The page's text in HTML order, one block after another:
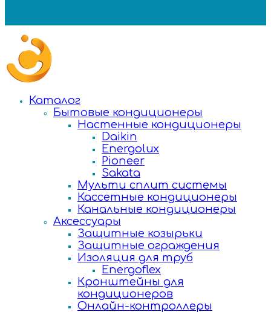
Каталог
Бытовые кондиционеры
Настенные кондиционеры
Daikin
Energolux
Pioneer
Sakata
Мульти сплит системы
Кассетные кондиционеры
Канальные кондиционеры
Аксессуары
Защитные козырьки
Защитные ограждения
Изоляция для труб
Energoflex
Кронштейны для
кондиционеров
Онлайн-контроллеры